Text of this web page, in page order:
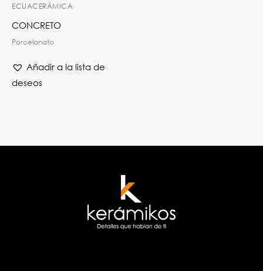
ECUACERÁMICA
CONCRETO
Porcelanato
Añadir a la lista de
deseos